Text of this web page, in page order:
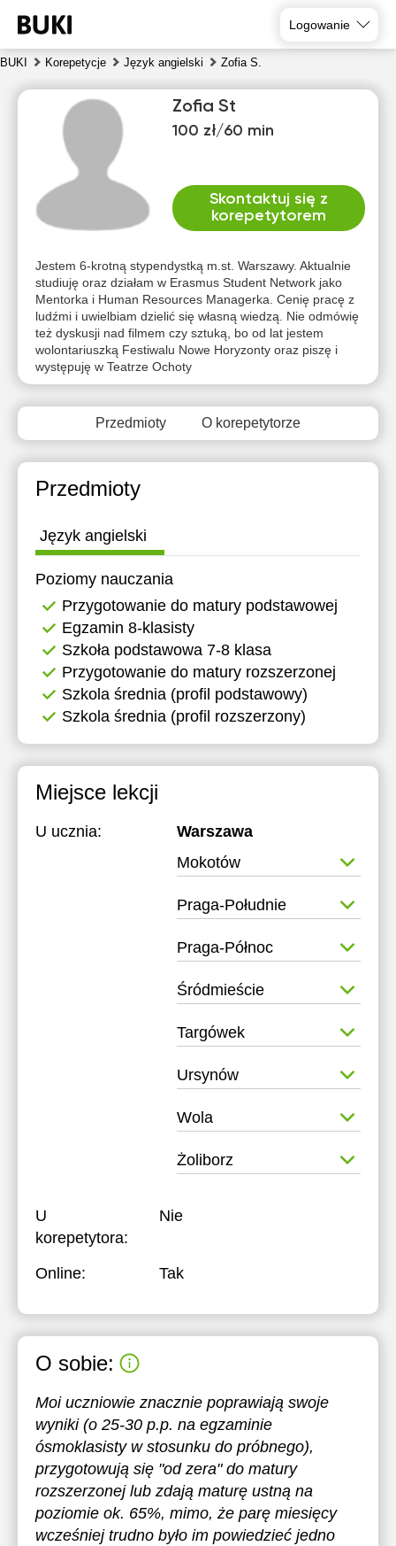
Logowanie
BUKI Korepetycje Język angielski Zofia S.
Zofia St
100 zł/60 min
Skontaktuj się z
korepetytorem
Jestem 6-krotną stypendystką m.st. Warszawy. Aktualnie
studiuję oraz działam w Erasmus Student Network jako
Mentorka i Human Resources Managerka. Cenię pracę z
ludźmi i uwielbiam dzielić się własną wiedzą. Nie odmówię
też dyskusji nad filmem czy sztuką, bo od lat jestem
wolontariuszką Festiwalu Nowe Horyzonty oraz piszę i
występuję w Teatrze Ochoty
Przedmioty O korepetytorze
Przedmioty
Język angielski
Poziomy nauczania
Przygotowanie do matury podstawowej
Egzamin 8-klasisty
Szkoła podstawowa 7-8 klasa
Przygotowanie do matury rozszerzonej
Szkola średnia (profil podstawowy)
Szkola średnia (profil rozszerzony)
Miejsce lekcji
U ucznia:
Warszawa
Mokotów
Praga-Południe
Praga-Północ
Śródmieście
Targówek
Ursynów
Wola
Żoliborz
U
korepetytora:
Nie
Online: Tak
O sobie:
Moi uczniowie znacznie poprawiają swoje
wyniki (o 25-30 p.p. na egzaminie
ósmoklasisty w stosunku do próbnego),
przygotowują się "od zera" do matury
rozszerzonej lub zdają maturę ustną na
poziomie ok. 65%, mimo, że parę miesięcy
wcześniej trudno było im powiedzieć jedno
6
7
8
9
10
11
18:30
19:00
17:00
17:30
18:00
Brak
dostępnych
terminów
Brak
dostępnych
terminów
Brak
dostępnych
terminów
Brak
dostępnych
terminów